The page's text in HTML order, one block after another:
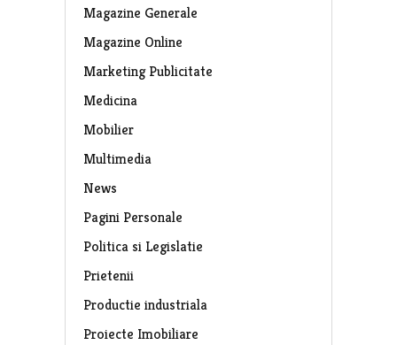
Magazine Generale
Magazine Online
Marketing Publicitate
Medicina
Mobilier
Multimedia
News
Pagini Personale
Politica si Legislatie
Prietenii
Productie industriala
Proiecte Imobiliare